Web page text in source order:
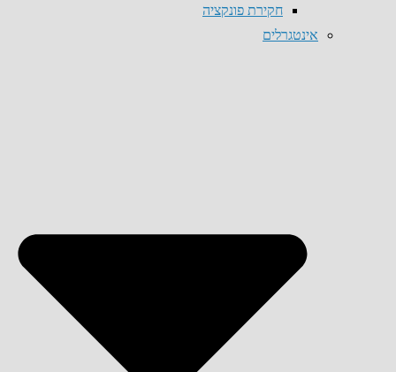
חקירת פונקציה
אינטגרלים